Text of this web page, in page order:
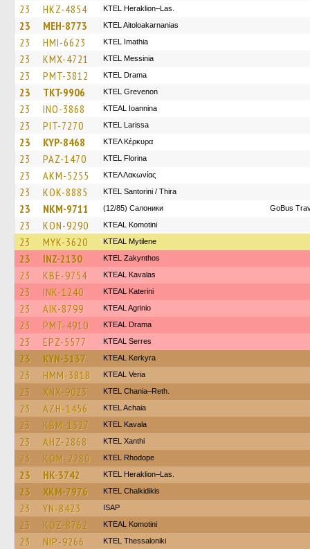
23 HKZ-4854 KTEL Heraklion–Las.
23 MEH-8773 KTEL Aitoloakarnanias
23 HMI-6623 KTEL Imathia
23 KMX-4721 KTEL Messinia
23 PMT-3812 KTEL Drama
23 TKT-9906 ΚΤΕL Grevenon
23 INO-3868 KTEAL Ioannina
23 PIT-7270 KTEL Larissa
23 KYP-8468 ΚΤΕΛ Κέρκυρα
23 PAZ-1470 KTEL Florina
23 AKM-5255 ΚΤΕΛ Λακωνίας
23 KOK-8885 KTEL Santorini / Thira
23 NKM-9711 (12/85) Салоники GoBus
23 KON-9290 KTEAL Komotini
23 MYK-3620 KTEAL Mytilene
23 INZ-2130 KTEL Zakynthos
23 KBE-9754 KTEAL Kavalas
23 INK-1240 KTEAL Katerini
23 AIK-8799 KTEAL Agrinio
23 PMT-4910 KTEAL Drama
23 EPZ-5577 KTEAL Serres
23 KYN-3137 KTEAL Kerkyra
23 HMM-3818 KTEAL Veria
23 XNX-9023 KTEL Chania–Reth.
23 AZH-1456 KTEL Achaia
23 KBM-1327 KTEL Kavala
23 AHZ-2868 KTEL Xanthi
23 KOM-2280 KTEL Rhodope
23 HK-3742 KTEL Heraklion–Las.
23 XKM-7976 ΚΤΕL Chalkidikis
23 YN-8423 ISAP
23 KOZ-8762 KTEAL Komotini
23 NIP-9266 KTEL Thessaloniki